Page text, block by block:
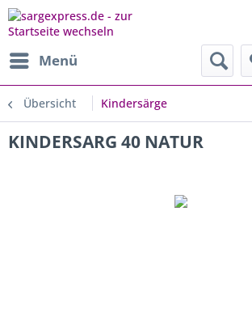
Menü
Übersicht Kindersärge
KINDERSARG 40 NATUR